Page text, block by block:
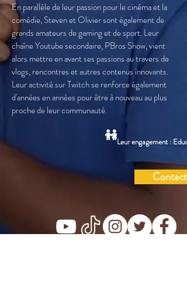
En parallèle de leur passion pour le cinéma et la
comédie, Steven et Olivier sont également de
grands amateurs de gaming et de sport. Leur
chaîne Youtube secondaire, PBros Show, vient
alors mettre en avant ses passions au travers de
vlogs, rencontres et autres contenus innovants.
Leur activité sur Twitch se renforce également
d'années en années pour être à nouveau au plus
proche de leur communauté.
Leur engagement :
Contact